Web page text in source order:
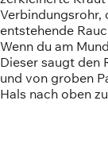
Verbindungsrohr,
entstehende
Wenn du am
Dieser saugt den
und von groben
Hals nach oben